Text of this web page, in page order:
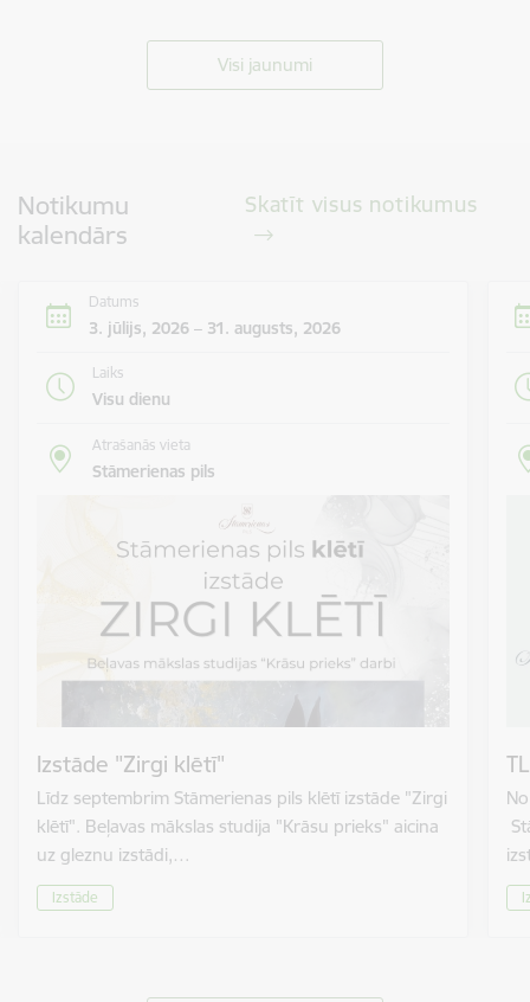
Visi jaunumi
Notikumu
kalendārs
Skatīt visus notikumus
Datums
3. jūlijs, 2026 – 31. augusts, 2026
Laiks
Visu dienu
Atrašanās vieta
Stāmerienas pils
Izstāde "Zirgi klētī"
Līdz septembrim Stāmerienas pils klētī izstāde "Zirgi
klētī". Beļavas mākslas studija "Krāsu prieks" aicina
uz gleznu izstādi,…
Izstāde